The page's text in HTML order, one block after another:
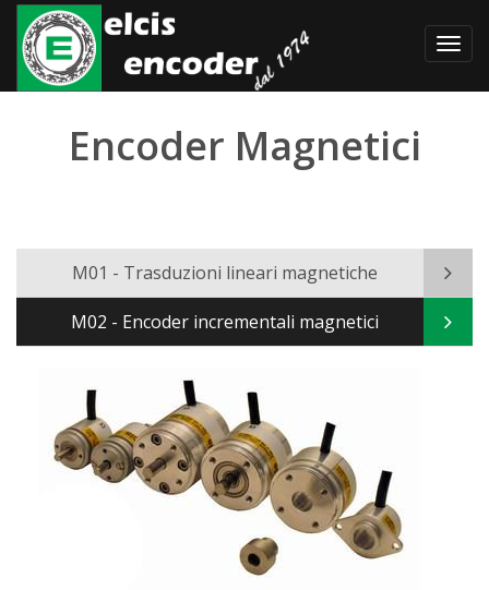
Encoder Magnetici
M01 - Trasduzioni lineari magnetiche
M02 - Encoder incrementali magnetici